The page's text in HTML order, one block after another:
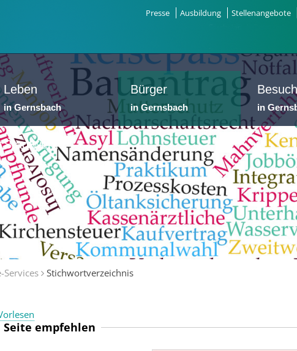
Presse Ausbildung Stellenangebote
Leben
in Gernsbach
Bürger
in Gernsbach in
Stadtwerke
Services Stichwortverzeichnis
Seite empfehlen